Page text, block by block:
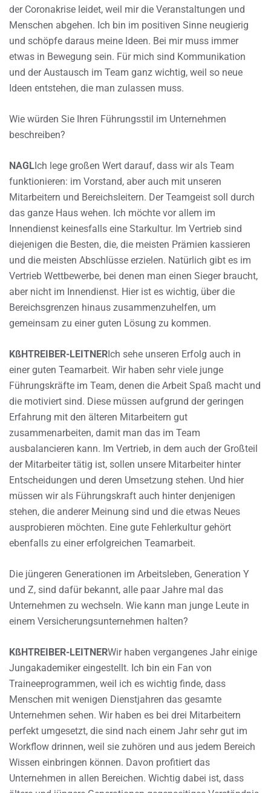
der Coronakrise leidet, weil mir die Veranstaltungen und
Menschen abgehen. Ich bin im positiven Sinne neugierig
und schöpfe daraus meine Ideen. Bei mir muss immer
etwas in Bewegung sein. Für mich sind Kommunikation
und der Austausch im Team ganz wichtig, weil so neue
Ideen entstehen, die man zulassen muss.
Wie würden Sie Ihren Führungsstil im Unternehmen
beschreiben?
NAGLIch lege großen Wert darauf, dass wir als Team
funktionieren: im Vorstand, aber auch mit unseren
Mitarbeitern und Bereichsleitern. Der Teamgeist soll durch
das ganze Haus wehen. Ich möchte vor allem im
Innendienst keinesfalls eine Starkultur. Im Vertrieb sind
diejenigen die Besten, die, die meisten Prämien kassieren
und die meisten Abschlüsse erzielen. Natürlich gibt es im
Vertrieb Wettbewerbe, bei denen man einen Sieger braucht,
aber nicht im Innendienst. Hier ist es wichtig, über die
Bereichsgrenzen hinaus zusammenzuhelfen, um
gemeinsam zu einer guten Lösung zu kommen.
KßHTREIBER-LEITNERIch sehe unseren Erfolg auch in
einer guten Teamarbeit. Wir haben sehr viele junge
Führungskräfte im Team, denen die Arbeit Spaß macht und
die motiviert sind. Diese müssen aufgrund der geringen
Erfahrung mit den älteren Mitarbeitern gut
zusammenarbeiten, damit man das im Team
ausbalancieren kann. Im Vertrieb, in dem auch der Großteil
der Mitarbeiter tätig ist, sollen unsere Mitarbeiter hinter
Entscheidungen und deren Umsetzung stehen. Und hier
müssen wir als Führungskraft auch hinter denjenigen
stehen, die anderer Meinung sind und die etwas Neues
ausprobieren möchten. Eine gute Fehlerkultur gehört
ebenfalls zu einer erfolgreichen Teamarbeit.
Die jüngeren Generationen im Arbeitsleben, Generation Y
und Z, sind dafür bekannt, alle paar Jahre mal das
Unternehmen zu wechseln. Wie kann man junge Leute in
einem Versicherungsunternehmen halten?
KßHTREIBER-LEITNERWir haben vergangenes Jahr einige
Jungakademiker eingestellt. Ich bin ein Fan von
Traineeprogrammen, weil ich es wichtig finde, dass
Menschen mit wenigen Dienstjahren das gesamte
Unternehmen sehen. Wir haben es bei drei Mitarbeitern
perfekt umgesetzt, die sind nach einem Jahr sehr gut im
Workflow drinnen, weil sie zuhören und aus jedem Bereich
Wissen einbringen können. Davon profitiert das
Unternehmen in allen Bereichen. Wichtig dabei ist, dass